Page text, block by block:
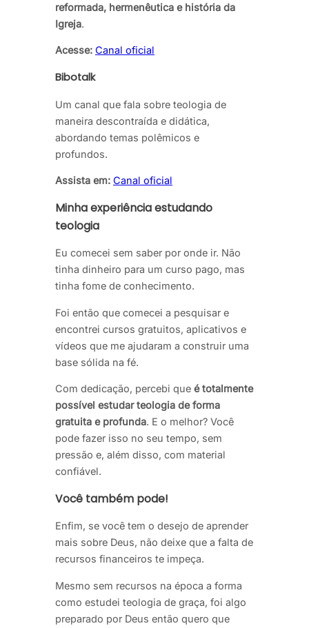
reformada, hermenêutica e história da
Igreja.
Acesse: Canal oficial
Bibotalk
Um canal que fala sobre teologia de
maneira descontraída e didática,
abordando temas polêmicos e
profundos.
Assista em: Canal oficial
Minha experiência estudando
teologia
Eu comecei sem saber por onde ir. Não
tinha dinheiro para um curso pago, mas
tinha fome de conhecimento.
Foi então que comecei a pesquisar e
encontrei cursos gratuitos, aplicativos e
vídeos que me ajudaram a construir uma
base sólida na fé.
Com dedicação, percebi que é totalmente
possível estudar teologia de forma
gratuita e profunda. E o melhor? Você
pode fazer isso no seu tempo, sem
pressão e, além disso, com material
confiável.
Você também pode!
Enfim, se você tem o desejo de aprender
mais sobre Deus, não deixe que a falta de
recursos financeiros te impeça.
Mesmo sem recursos na época a forma
como estudei teologia de graça, foi algo
preparado por Deus então quero que